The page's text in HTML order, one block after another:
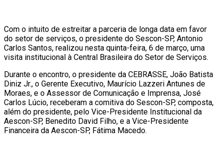
Com o intuito de estreitar a parceria de longa data em favor
do setor de serviços, o presidente do Sescon-SP, Antonio
Carlos Santos, realizou nesta quinta-feira, 6 de março, uma
visita institucional à Central Brasileira do Setor de Serviços.
Durante o encontro, o presidente da CEBRASSE, João Batista
Diniz Jr., o Gerente Executivo, Maurício Lazzeri Antunes de
Moraes, e o Assessor de Comunicação e Imprensa, José
Carlos Lúcio, receberam a comitiva do Sescon-SP, composta,
além do presidente, pelo Vice-Presidente Institucional da
Aescon-SP, Benedito David Filho, e a Vice-Presidente
Financeira da Aescon-SP, Fátima Macedo.